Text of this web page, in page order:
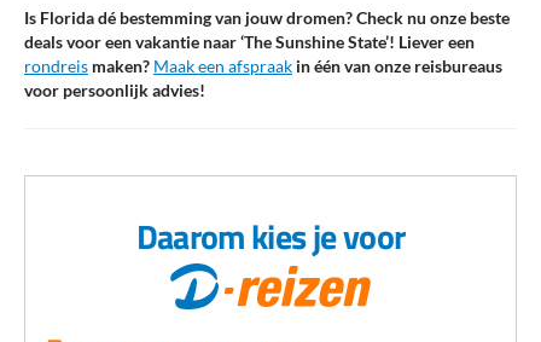
oud!
Onze tips voor Florida
Venice (Beach) is een rustiek stukje strand aan de Golf van
bepaalde stromingen in de Golf van Mexico kun je hier op
eenvoudige wijze zeer oude haaientandjes vinden!
Ontdek het plaatsje Crystal River aan de westkust van
Is Florida dé bestemming van jouw dromen? Check nu onze beste
deals voor een vakantie naar ‘The Sunshine State’! Liever een
rondreis maken? Maak een afspraak in één van onze reisbureaus
voor persoonlijk advies!
Daarom kies je voor